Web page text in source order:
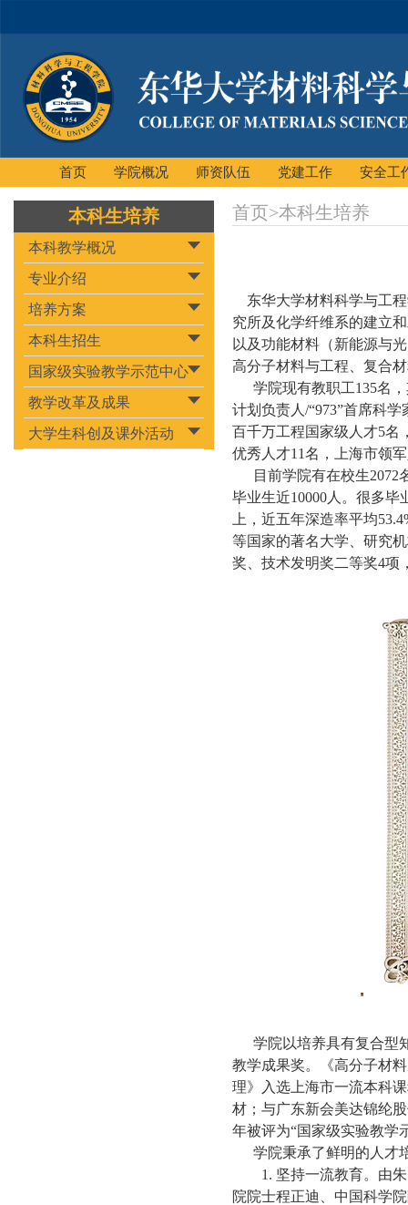
首页 学院概况 师资队伍 党建工作 安全工
本科生培养
本科教学概况
专业介绍
培养方案
本科生招生
国家级实验教学示范中心
教学改革及成果
大学生科创及课外活动
首页>本科生培养
东华大学材料科学与工
究所及化学纤维系的建立
以及功能材料（新能源与
高分子材料与工程、复合
学院现有教职工135名
计划负责人/“973”首席科
百千万工程国家级人才5名
优秀人才11名，上海市领
目前学院有在校生2072
毕业生近10000人。很多
上，近五年深造率平均
等国家的著名大学、研究
奖、技术发明奖二等奖4项
学院以培养具有复合型
教学成果奖。《高分子材
理》入选上海市一流本科
材；与广东新会美达锦纶
年被评为“国家级实验教学
学院秉承了鲜明的人才
1. 坚持一流教育。由
院院士程正迪、中国科学